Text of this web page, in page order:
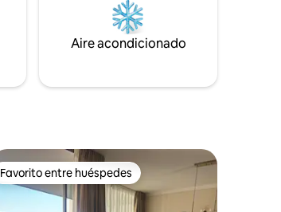
Aire acondicionado
Favorito entre huéspedes
Favorito entre huéspedes